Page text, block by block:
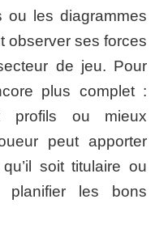
ou les diagrammes
observer ses forces
de jeu. Pour
plus complet :
profils ou mieux
peut apporter
soit titulaire ou
planifier les bons